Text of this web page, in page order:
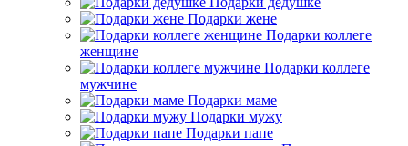
Подарки жене
Подарки коллеге
женщине
Подарки коллеге
мужчине
Подарки маме
Подарки мужу
Подарки папе